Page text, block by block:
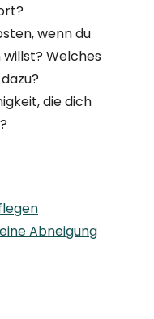
wenn du
Welches
die dich
Abneigung